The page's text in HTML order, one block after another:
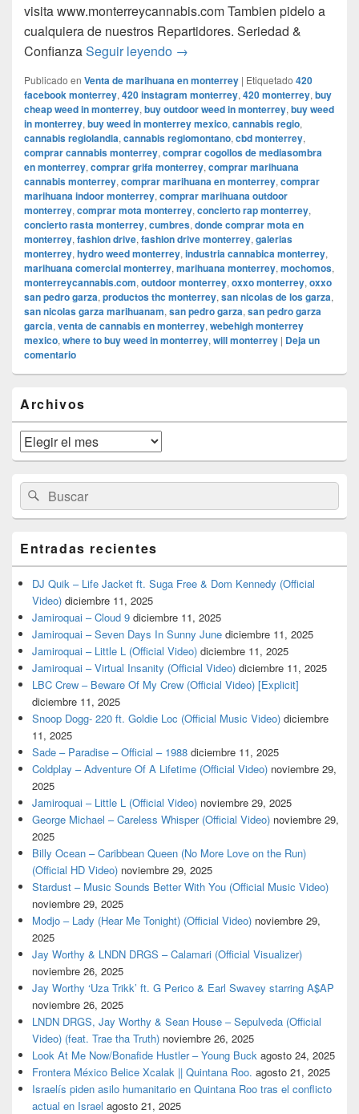
visita www.monterreycannabis.com Tambien pidelo a
cualquiera de nuestros Repartidores. Seriedad &
ConfianzaSeguir leyendo Bienvenid@s! a
→
Publicado en Venta de marihuana en monterrey | Etiquetado 420
facebook monterrey, 420 instagram monterrey, 420 monterrey, buy
cheap weed in monterrey, buy outdoor weed in monterrey, buy weed
in monterrey, buy weed in monterrey mexico, cannabis regio,
cannabis regiolandia, cannabis regiomontano, cbd monterrey,
comprar cannabis monterrey, comprar cogollos de mediasombra
en monterrey, comprar grifa monterrey, comprar marihuana
cannabis monterrey, comprar marihuana en monterrey, comprar
marihuana indoor monterrey, comprar marihuana outdoor
monterrey, comprar mota monterrey, concierto rap monterrey,
concierto rasta monterrey, cumbres, donde comprar mota en
monterrey, fashion drive, fashion drive monterrey, galerias
monterrey, hydro weed monterrey, industria cannabica monterrey,
marihuana comercial monterrey, marihuana monterrey, mochomos,
monterreycannabis.com, outdoor monterrey, oxxo monterrey, oxxo
san pedro garza, productos thc monterrey, san nicolas de los garza,
san nicolas garza marihuanam, san pedro garza, san pedro garza
garcia, venta de cannabis en monterrey, webehigh monterrey
mexico, where to buy weed in monterrey, will monterrey | Deja un
comentario
área
de
widget
barra
lateral
primaria
Archivos
Archivos
Buscar
por:
Buscar
Entradas recientes
DJ Quik – Life Jacket ft. Suga Free & Dom Kennedy (Official
Video) diciembre 11, 2025
Jamiroquai – Cloud 9 diciembre 11, 2025
Jamiroquai – Seven Days In Sunny June diciembre 11, 2025
Jamiroquai – Little L (Official Video) diciembre 11, 2025
Jamiroquai – Virtual Insanity (Official Video) diciembre 11, 2025
LBC Crew – Beware Of My Crew (Official Video) [Explicit]
diciembre 11, 2025
Snoop Dogg- 220 ft. Goldie Loc (Official Music Video) diciembre
11, 2025
Sade – Paradise – Official – 1988 diciembre 11, 2025
Coldplay – Adventure Of A Lifetime (Official Video) noviembre 29,
2025
Jamiroquai – Little L (Official Video) noviembre 29, 2025
George Michael – Careless Whisper (Official Video) noviembre 29,
2025
Billy Ocean – Caribbean Queen (No More Love on the Run)
(Official HD Video) noviembre 29, 2025
Stardust – Music Sounds Better With You (Official Music Video)
noviembre 29, 2025
Modjo – Lady (Hear Me Tonight) (Official Video) noviembre 29,
2025
Jay Worthy & LNDN DRGS – Calamari (Official Visualizer)
noviembre 26, 2025
Jay Worthy ‘Uza Trikk’ ft. G Perico & Earl Swavey starring A$AP
noviembre 26, 2025
LNDN DRGS, Jay Worthy & Sean House – Sepulveda (Official
Video) (feat. Trae tha Truth) noviembre 26, 2025
Look At Me Now/Bonafide Hustler – Young Buck agosto 24, 2025
Frontera México Belice Xcalak || Quintana Roo. agosto 21, 2025
Israelís piden asilo humanitario en Quintana Roo tras el conflicto
actual en Israel agosto 21, 2025